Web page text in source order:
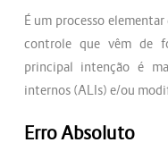
É um processo
controle que vêm de
principal intenção é
internos (ALIs) e/ou
Erro Absoluto